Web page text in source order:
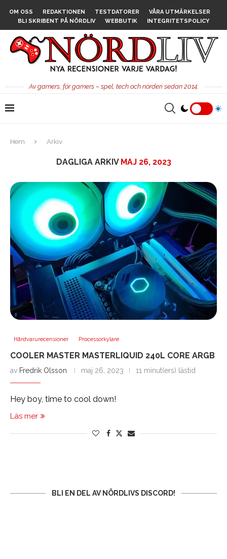
OM OSS REDAKTIONEN TESTDATORER
VÅRA UTMÄRKELSER
BLI SKRIBENT PÅ NÖRDLIV
WEBBUTIK INTEGRITETSPOLICY
Av gamers, för gamers – spel, tech och nörderi sedan 2014.
Hem Arkiv
DAGLIGA ARKIV MAJ 26, 2023
Hårdvarurecensioner Processorkylare
COOLER MASTER MASTERLIQUID 240L CORE ARGB
av Fredrik Olsson maj 26, 2023 11 minut(ers) lästid
Hey boy, time to cool down!
Läs mer
BLI EN DEL AV NÖRDLIVS DISCORD!